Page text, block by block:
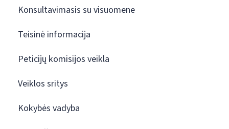
Konsultavimasis su visuomene
Teisinė informacija
Peticijų komisijos veikla
Veiklos sritys
Kokybės vadyba